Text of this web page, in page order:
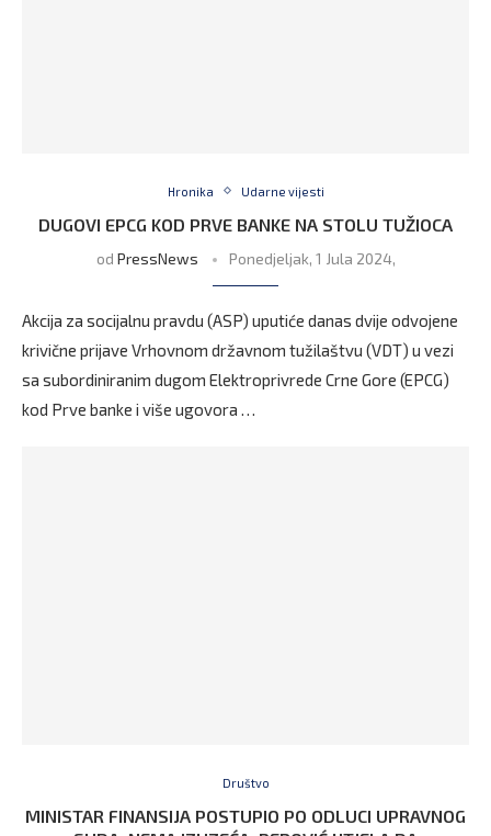
Hronika Udarne vijesti
DUGOVI EPCG KOD PRVE BANKE NA STOLU TUŽIOCA
od PressNews Ponedjeljak, 1 Jula 2024,
Akcija za socijalnu pravdu (ASP) uputiće danas dvije odvojene
krivične prijave Vrhovnom državnom tužilaštvu (VDT) u vezi
sa subordiniranim dugom Elektroprivrede Crne Gore (EPCG)
kod Prve banke i više ugovora …
Društvo
MINISTAR FINANSIJA POSTUPIO PO ODLUCI UPRAVNOG